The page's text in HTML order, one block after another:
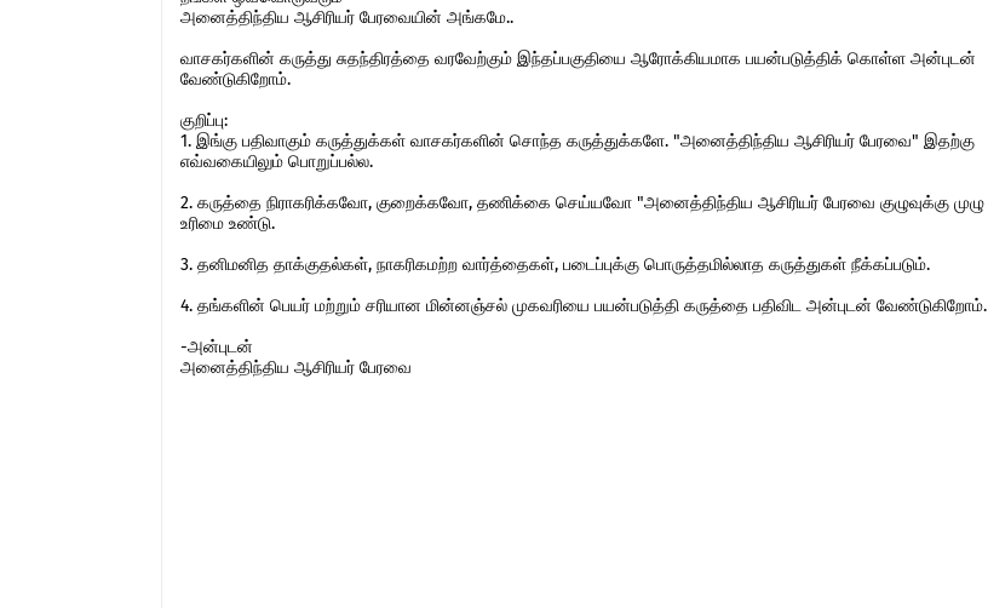
அனைத்திந்திய ஆசிரியர் பேரவையின் அங்கமே..
வாசகர்களின் கருத்து சுதந்திரத்தை வரவேற்கும் இந்தப்பகுதியை ஆரோக்கியமாக பயன்படுத்திக் கொள்ள அன்புடன்
வேண்டுகிறோம்.
குறிப்பு:
1. இங்கு பதிவாகும் கருத்துக்கள் வாசகர்களின் சொந்த கருத்துக்களே. "அனைத்திந்திய ஆசிரியர் பேரவை" இதற்கு
எவ்வகையிலும் பொறுப்பல்ல.
2. கருத்தை நிராகரிக்கவோ, குறைக்கவோ, தணிக்கை செய்யவோ "அனைத்திந்திய ஆசிரியர் பேரவை குழுவுக்கு முழு
உரிமை உண்டு.
3. தனிமனித தாக்குதல்கள், நாகரிகமற்ற வார்த்தைகள், படைப்புக்கு பொருத்தமில்லாத கருத்துகள் நீக்கப்படும்.
4. தங்களின் பெயர் மற்றும் சரியான மின்னஞ்சல் முகவரியை பயன்படுத்தி கருத்தை பதிவிட அன்புடன் வேண்டுகிறோம்.
-அன்புடன்
அனைத்திந்திய ஆசிரியர் பேரவை